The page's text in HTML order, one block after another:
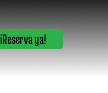
¡Reserva ya!